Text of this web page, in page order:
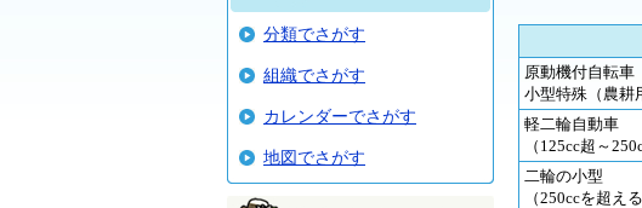
分類でさがす
組織でさがす
カレンダーでさがす
地図でさがす
原動機付自転車
小型特殊（農耕
軽二輪自動車
（125cc超～
二輪の小型
（250ccを超え